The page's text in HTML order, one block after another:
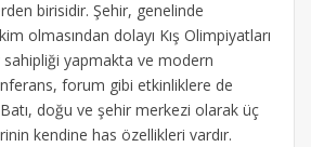
birisidir. Şehir, genelinde
olmasından dolayı Kış Olimpiyatları
sahipliği yapmakta ve modern
forum gibi etkinliklere de
Batı, doğu ve şehir merkezi olarak üç
kendine has özellikleri vardır.